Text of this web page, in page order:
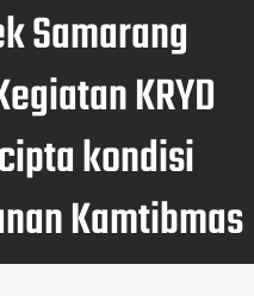
Samarang
KRYD
kondisi
Kamtibmas